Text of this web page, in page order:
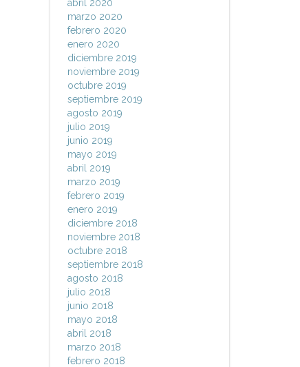
abril 2020
marzo 2020
febrero 2020
enero 2020
diciembre 2019
noviembre 2019
octubre 2019
septiembre 2019
agosto 2019
julio 2019
junio 2019
mayo 2019
abril 2019
marzo 2019
febrero 2019
enero 2019
diciembre 2018
noviembre 2018
octubre 2018
septiembre 2018
agosto 2018
julio 2018
junio 2018
mayo 2018
abril 2018
marzo 2018
febrero 2018